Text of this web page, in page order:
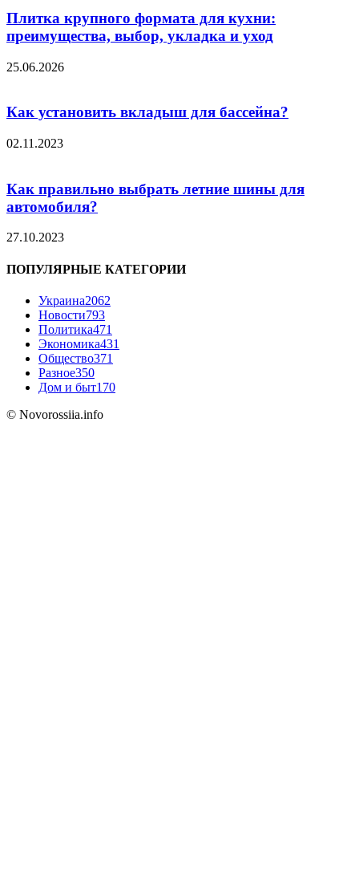
Плитка крупного формата для кухни:
преимущества, выбор, укладка и уход
25.06.2026
Как установить вкладыш для бассейна?
02.11.2023
Как правильно выбрать летние шины для
автомобиля?
27.10.2023
ПОПУЛЯРНЫЕ КАТЕГОРИИ
Украина2062
Новости793
Политика471
Экономика431
Общество371
Разное350
Дом и быт170
© Novorossiia.info